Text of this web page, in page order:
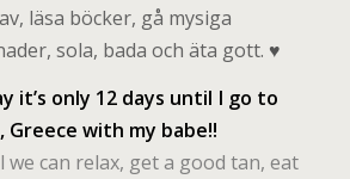
läsa böcker, gå mysiga
sola, bada och äta gott. ♥
it’s only 12 days until I go to
Greece with my babe!!
we can relax, get a good tan, eat